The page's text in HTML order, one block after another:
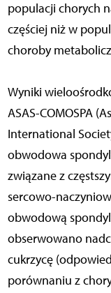
populacji chorych
częściej niż w
choroby
Wyniki
ASAS-COMOSPA
International
obwodowa
związane z
sercowo-
obwodową
obserwowano
cukrzycę
porównaniu z